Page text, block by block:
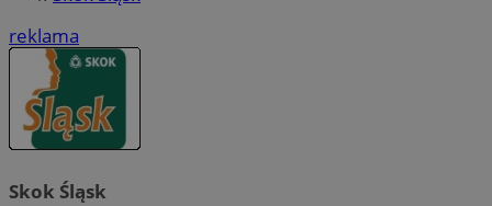
reklama
Skok Śląsk